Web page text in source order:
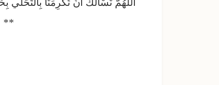
أخوكم
يرجوكم